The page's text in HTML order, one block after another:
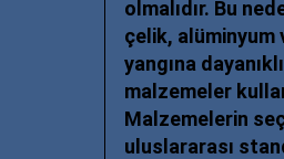
olmalıdır. Bu
çelik, alüminyum
yangına dayanıklı
malzemeler
Malzemelerin
uluslararası